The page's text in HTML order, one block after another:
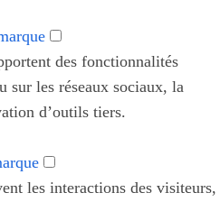
des fonctionnalités
sur les réseaux sociaux, la
d’outils tiers.
les interactions des visiteurs,